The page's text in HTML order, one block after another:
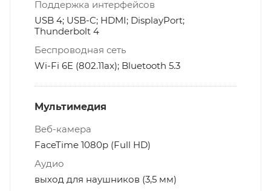
Поддержка интерфейсов
USB 4; USB-C; HDMI; DisplayPort;
Thunderbolt 4
Беспроводная сеть
Wi-Fi 6E (802.11ax); Bluetooth 5.3
Мультимедия
Веб-камера
FaceTime 1080p (Full HD)
Аудио
выход для наушников (3,5 мм)